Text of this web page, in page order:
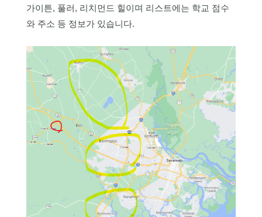
가이튼, 풀러, 리치먼드 힐이며 리스트에는 학교 점수
와 주소 등 정보가 있습니다.